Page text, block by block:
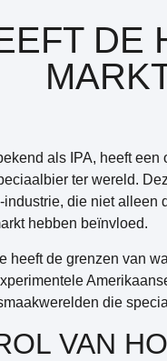
DE
als IPA, heeft
ter wereld.
die niet alleen
hebben beïnvloed.
heeft de grenzen van
die
VAN